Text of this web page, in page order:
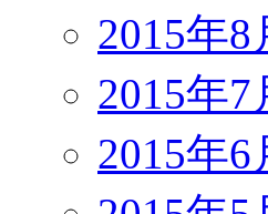
2015年8
2015年7
2015年6